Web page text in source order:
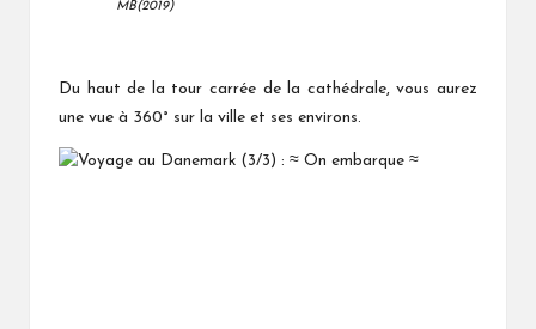
MB(2019)
Du haut de la tour carrée de la cathédrale, vous aurez
une vue à 360° sur la ville et ses environs.